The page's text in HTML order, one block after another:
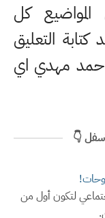
كل
التعليق
مهدي اي
👇
لتكون أول من